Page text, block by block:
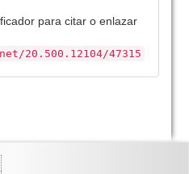
para citar o enlazar
20.500.12104/47315